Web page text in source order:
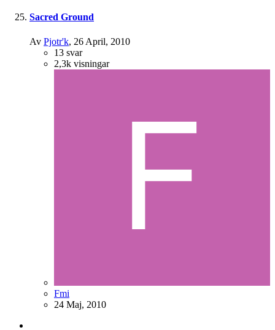
Sacred Ground
Av Pjotr'k, 26 April, 2010
13 svar
2,3k visningar
Fmi
24 Maj, 2010